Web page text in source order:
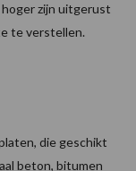
zijn uitgerust
te verstellen.
die geschikt
beton, bitumen